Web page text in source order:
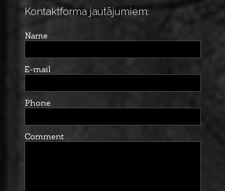
Kontaktforma jautājumiem:
Name
E-mail
Phone
Comment